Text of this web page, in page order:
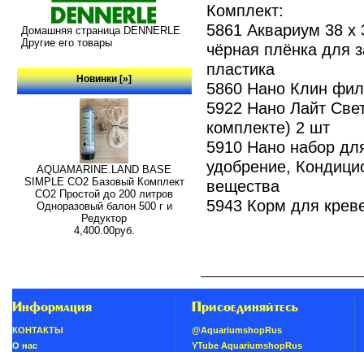
Домашняя страница DENNERLE
Другие его товары
Новинки [»]
AQUAMARINE.LAND BASE
SIMPLE СО2 Базовый Комплект
СО2 Простой до 200 литров
Одноразовый балон 500 г и
Редуктор
4,400.00руб.
Комплект:
5861 Аквариум 38 x
чёрная плёнка для
пластика
5860 Нано Клин
5922 Нано Лайт
комплекте) 2 шт
5910 Нано набор
удобрение,
вещества
5943 Корм для
Информация
КОНТАКТЫ
О нас
Присоединяйтесь
@AquariumshopRus
YTube AquariumshopRus